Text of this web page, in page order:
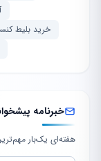
خرید بلیط
خبرنامه
هفته‌ای یک‌بار